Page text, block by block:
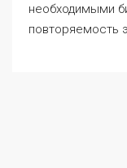
необходимыми
повторяемость